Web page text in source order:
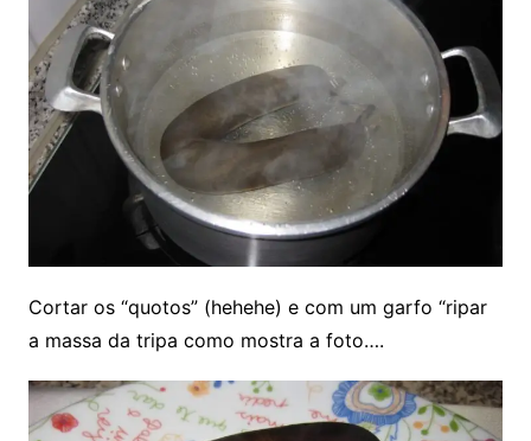
Cortar os “quotos” (hehehe) e com um garfo “ripar
a massa da tripa como mostra a foto….